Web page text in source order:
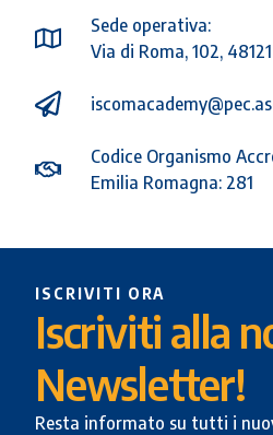
Sede operativa:
Via di Roma, 102,
Codice Organismo
Emilia Romagna: 281
ISCRIVITI ORA
Iscriviti alla
Newsletter!
Resta informato su tutti i